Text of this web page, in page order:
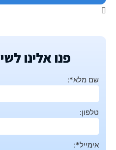
פנו אלינו
שם מלא*:
טלפון:
אימייל*: